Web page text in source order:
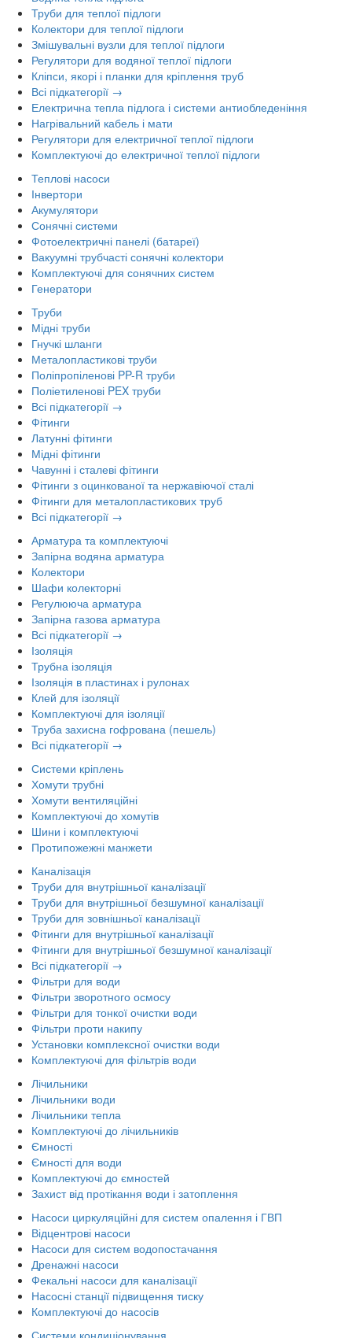
Труби для теплої підлоги
Колектори для теплої підлоги
Змішувальні вузли для теплої підлоги
Регулятори для водяної теплої підлоги
Кліпси, якорі і планки для кріплення труб
Всі підкатегорії →
Електрична тепла підлога і системи антиобледеніння
Нагрівальний кабель і мати
Регулятори для електричної теплої підлоги
Комплектуючі до електричної теплої підлоги
Теплові насоси
Інвертори
Акумулятори
Сонячні системи
Фотоелектричні панелі (батареї)
Вакуумні трубчасті сонячні колектори
Комплектуючі для сонячних систем
Генератори
Труби
Мідні труби
Гнучкі шланги
Металопластикові труби
Поліпропіленові PP-R труби
Поліетиленові PEX труби
Всі підкатегорії →
Фітинги
Латунні фітинги
Мідні фітинги
Чавунні і сталеві фітинги
Фітинги з оцинкованої та нержавіючої сталі
Фітинги для металопластикових труб
Всі підкатегорії →
Арматура та комплектуючі
Запірна водяна арматура
Колектори
Шафи колекторні
Регулююча арматура
Запірна газова арматура
Всі підкатегорії →
Ізоляція
Трубна ізоляція
Ізоляція в пластинах і рулонах
Клей для ізоляції
Комплектуючі для ізоляції
Труба захисна гофрована (пешель)
Всі підкатегорії →
Системи кріплень
Хомути трубні
Хомути вентиляційні
Комплектуючі до хомутів
Шини і комплектуючі
Протипожежні манжети
Каналізація
Труби для внутрішньої каналізації
Труби для внутрішньої безшумної каналізації
Труби для зовнішньої каналізації
Фітинги для внутрішньої каналізації
Фітинги для внутрішньої безшумної каналізації
Всі підкатегорії →
Фільтри для води
Фільтри зворотного осмосу
Фільтри для тонкої очистки води
Фільтри проти накипу
Установки комплексної очистки води
Комплектуючі для фільтрів води
Лічильники
Лічильники води
Лічильники тепла
Комплектуючі до лічильників
Ємності
Ємності для води
Комплектуючі до ємностей
Захист від протікання води і затоплення
Насоси циркуляційні для систем опалення і ГВП
Відцентрові насоси
Насоси для систем водопостачання
Дренажні насоси
Фекальні насоси для каналізації
Насосні станції підвищення тиску
Комплектуючі до насосів
Системи кондиціонування